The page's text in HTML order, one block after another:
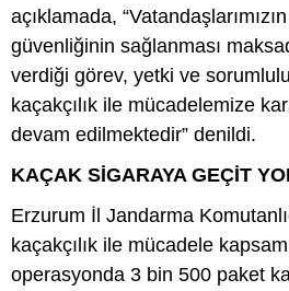
açıklamada,
güvenliğinin sağlanması
verdiği görev, yetki ve
kaçakçılık ile mücadelemize
devam edilmektedir” denildi.
KAÇAK SİGARAYA GEÇİT
Erzurum İl Jandarma
kaçakçılık ile mücadele
operasyonda 3 bin 500 paket